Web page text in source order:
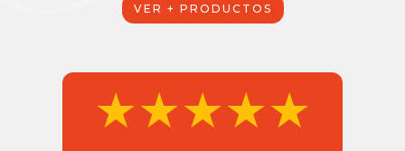
VER + PRODUCTOS
★★★★★